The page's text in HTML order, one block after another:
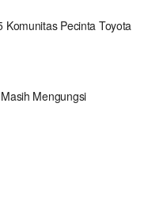
Komunitas Pecinta Toyota
Mengungsi